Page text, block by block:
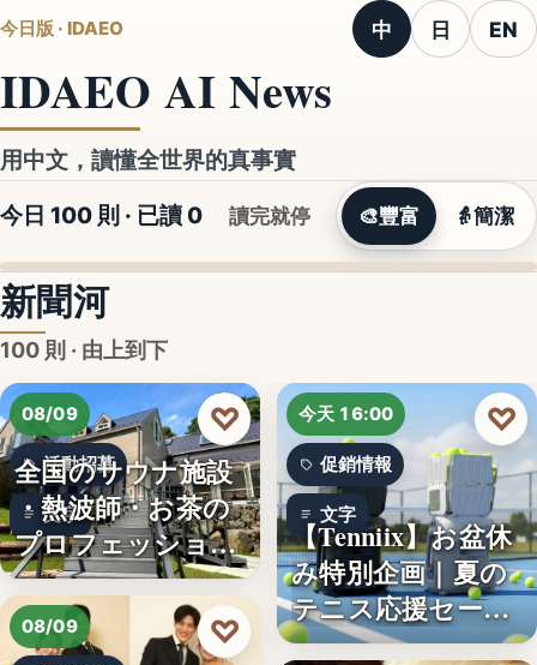
今日版 · IDAEO 中 日 EN
IDAEO AI News
用中文，讀懂全世界的真事實
今日 100 則 · 已讀 0 讀完就停 🎨豐富 👵簡潔
新聞河
100 則 · 由上到下
08/09
活動招募
文字
全国のサウナ施設
・熱波師・お茶の
プロフェッショナ
ル募集！…
♡
08/09 ♡
今天 16:00
促銷情報
文字
【Tenniix】お盆休
み特別企画｜夏の
テニス応援セー
ル…
♡